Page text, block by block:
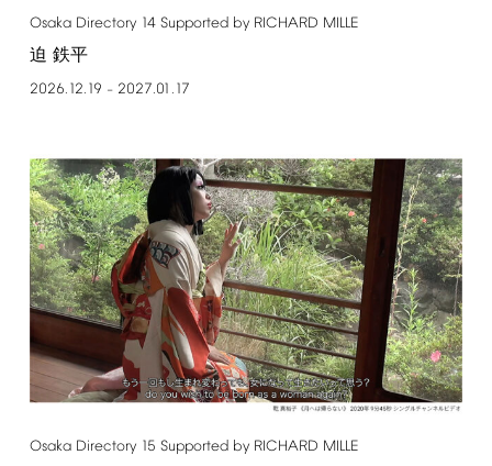
Osaka Directory 14 Supported by RICHARD MILLE
迫 鉄平
2026.12.19 – 2027.01.17
Osaka Directory 15 Supported by RICHARD MILLE